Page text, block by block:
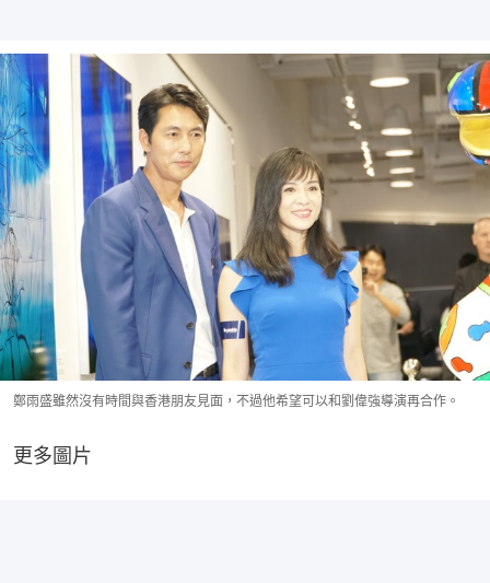
鄭雨盛雖然沒有時間與香港朋友見面，不過他希望可以和劉偉強導演再合作。
更多圖片